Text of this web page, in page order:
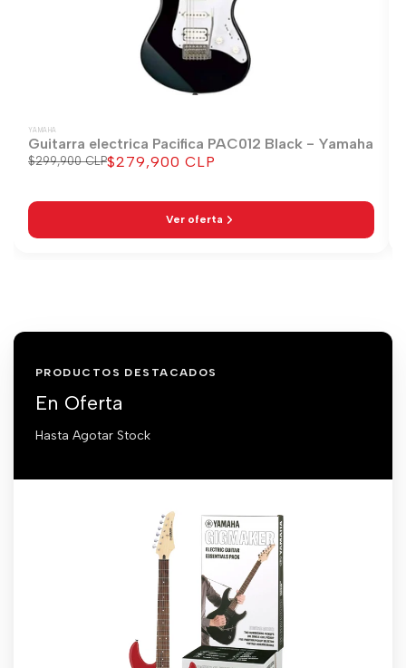
YAMAHA
Guitarra electrica Pacifica PAC012 Black - Yamaha
Precio
$299,900 CLPPrecio
$279,900 CLP
Ver oferta
PRODUCTOS DESTACADOS
En Oferta
Hasta Agotar Stock